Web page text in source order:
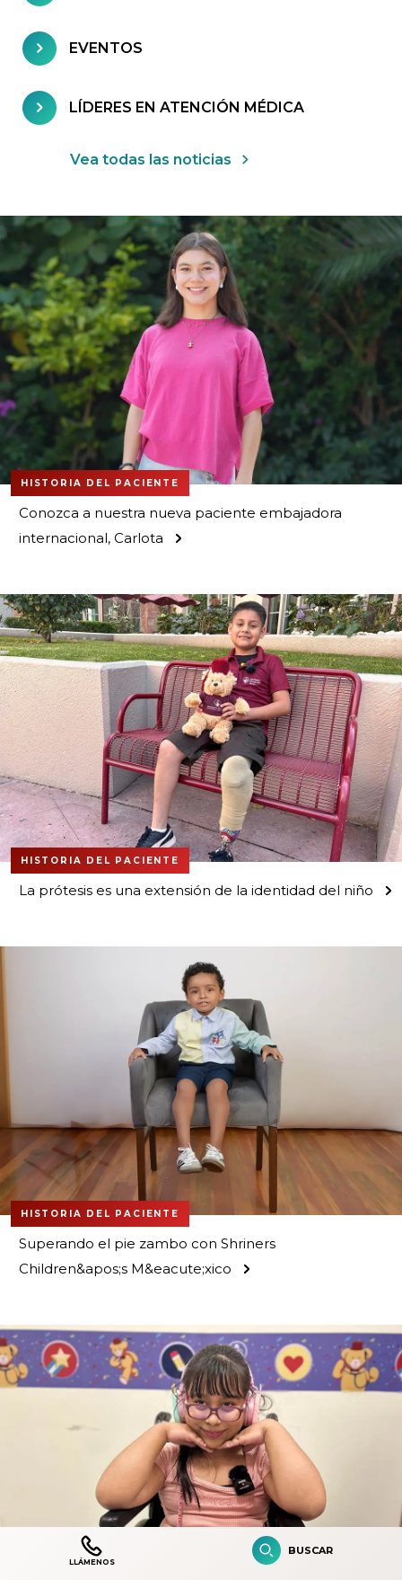
EVENTOS
LÍDERES EN ATENCIÓN MÉDICA
Vea todas las noticias
HISTORIA DEL PACIENTE
Conozca a nuestra nueva paciente embajadora
internacional, Carlota
HISTORIA DEL PACIENTE
La prótesis es una extensión de la identidad del niño
HISTORIA DEL PACIENTE
Superando el pie zambo con Shriners
Children&apos;s M&eacute;xico
LLÁMENOS
BUSCAR